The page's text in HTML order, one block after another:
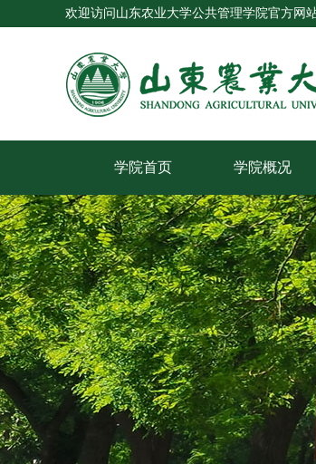
欢迎访问山东农业大学公共管理学院官方网站
学院首页 学院概况